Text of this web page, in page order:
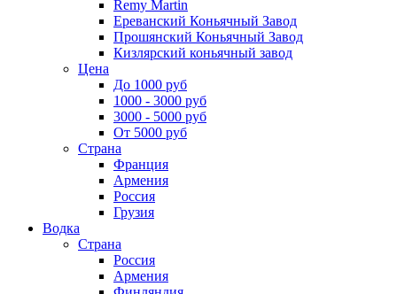
Remy Martin
Ереванский Коньячный Завод
Прошянский Коньячный Завод
Кизлярский коньячный завод
Цена
До 1000 руб
1000 - 3000 руб
3000 - 5000 руб
От 5000 руб
Страна
Франция
Армения
Россия
Грузия
Водка
Страна
Россия
Армения